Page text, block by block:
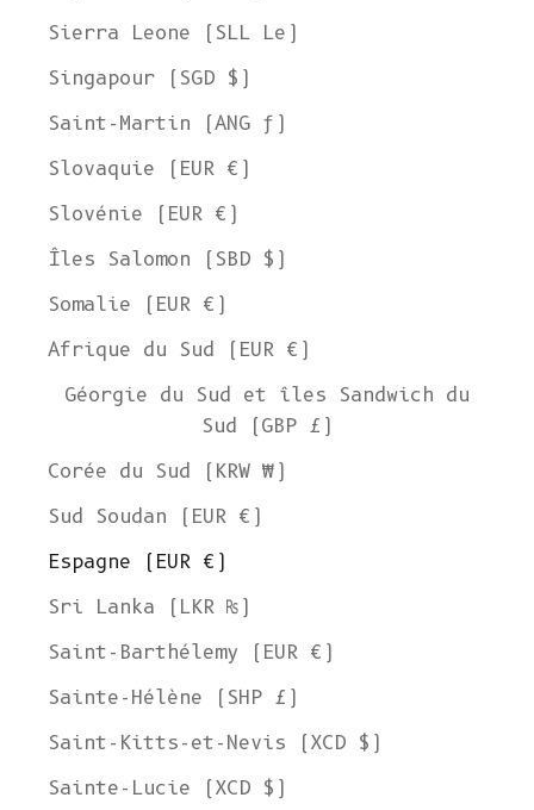
Sierra Leone (SLL Le)
Singapour (SGD $)
Saint-Martin (ANG ƒ)
Slovaquie (EUR €)
Slovénie (EUR €)
Îles Salomon (SBD $)
Somalie (EUR €)
Afrique du Sud (EUR €)
Géorgie du Sud et îles Sandwich du
Sud (GBP £)
Corée du Sud (KRW ₩)
Sud Soudan (EUR €)
Espagne (EUR €)
Sri Lanka (LKR ₨)
Saint-Barthélemy (EUR €)
Sainte-Hélène (SHP £)
Saint-Kitts-et-Nevis (XCD $)
Sainte-Lucie (XCD $)